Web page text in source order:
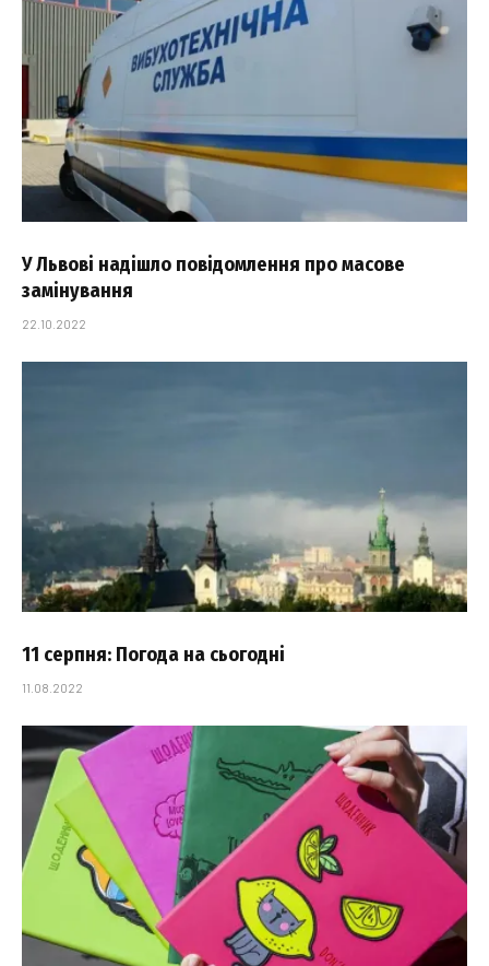
У Львові надішло повідомлення про масове
замінування
22.10.2022
11 серпня: Погода на сьогодні
11.08.2022